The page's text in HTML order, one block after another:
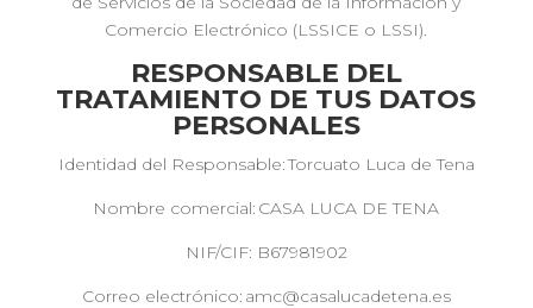
Comercio Electrónico (LSSICE o LSSI).
RESPONSABLE DEL
TRATAMIENTO DE TUS DATOS
PERSONALES
Identidad del Responsable: Torcuato Luca de Tena
Nombre comercial: CASA LUCA DE TENA
NIF/CIF: B67981902
Correo electrónico: amc@casalucadetena.es